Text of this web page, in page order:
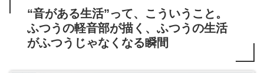
“音がある生活”って、こういうこと。
ふつうの軽音部が描く、ふつうの生活
がふつうじゃなくなる瞬間